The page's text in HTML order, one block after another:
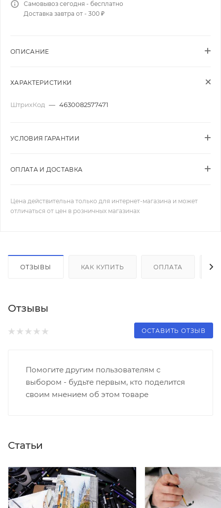
Самовывоз сегодня - бесплатно
Доставка завтра от - 300 ₽
ОПИСАНИЕ
ХАРАКТЕРИСТИКИ
ШтрихКод — 4630082577471
УСЛОВИЯ ГАРАНТИИ
ОПЛАТА И ДОСТАВКА
Цена действительна только для интернет-магазина и может
отличаться от цен в розничных магазинах
ОТЗЫВЫ КАК КУПИТЬ ОПЛАТА
Отзывы
ОСТАВИТЬ ОТЗЫВ
Помогите другим пользователям с
выбором - будьте первым, кто поделится
своим мнением об этом товаре
Статьи